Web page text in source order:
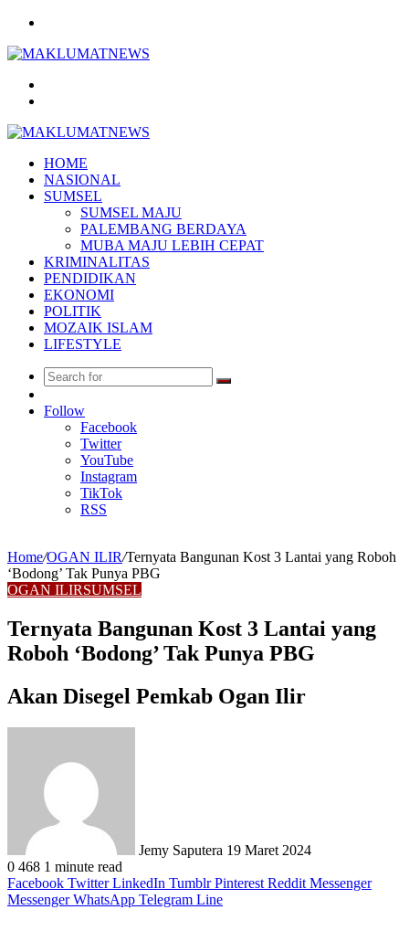
HOME
NASIONAL
SUMSEL
SUMSEL MAJU
PALEMBANG BERDAYA
MUBA MAJU LEBIH CEPAT
KRIMINALITAS
PENDIDIKAN
EKONOMI
POLITIK
MOZAIK ISLAM
LIFESTYLE
Search
Article
Follow
Facebook
Twitter
YouTube
Instagram
TikTok
RSS
Home/OGAN ILIR/Ternyata Bangunan Kost 3 Lantai yang Roboh
‘Bodong’ Tak Punya PBG
OGAN ILIRSUMSEL
Ternyata Bangunan Kost 3 Lantai yang
Roboh ‘Bodong’ Tak Punya PBG
Akan Disegel Pemkab Ogan Ilir
Jemy Saputera 19 Maret 2024
0 468 1 minute read
Facebook Twitter LinkedIn Tumblr Pinterest Reddit Messenger
Messenger WhatsApp Telegram Line